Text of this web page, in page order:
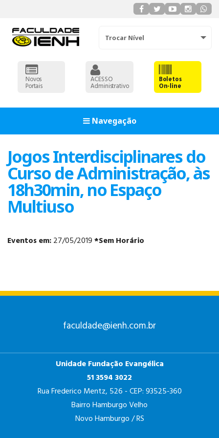
Trocar Nível
Novos
Portais
ACESSO
Administrativo
Boletos
On-line
Navegação
ADMINISTRAÇÃO
ANÁLISE E
DESENVOLVIMENTO
Jogos Interdisciplinares do
Curso de Administração, às
18h30min, no Espaço
Multiuso
Eventos em:27/05/2019*Sem Horário
faculdade@ienh.com.br
Unidade Fundação Evangélica
51 3594 3022
Rua Frederico Mentz, 526 - CEP: 93525-360
Bairro Hamburgo Velho
Novo Hamburgo / RS